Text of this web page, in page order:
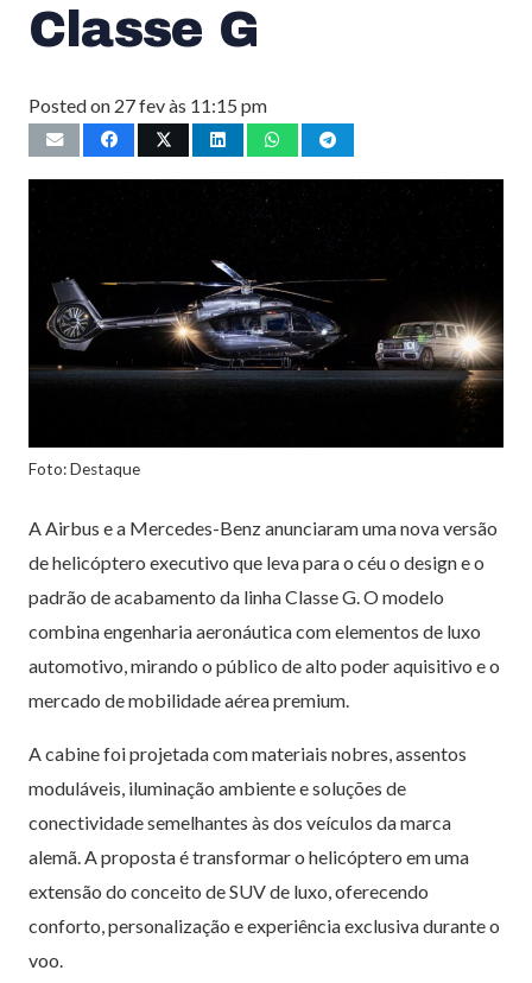
Classe G
Posted on 27 fev às 11:15 pm
Foto: Destaque
AAirbus e a Mercedes-Benzanunciaram uma nova versão
de helicóptero executivo que leva para o céu o design e o
padrão de acabamento da linha Classe G. O modelo
combina engenharia aeronáutica com elementos de luxo
automotivo, mirando o público de alto poder aquisitivo e o
mercado de mobilidade aérea premium.
A cabine foi projetada com materiais nobres, assentos
moduláveis, iluminação ambiente e soluções de
conectividade semelhantes às dos veículos da marca
alemã. A proposta é transformar o helicóptero em uma
extensão do conceito de SUV de luxo, oferecendo
conforto, personalização e experiência exclusiva durante o
voo.